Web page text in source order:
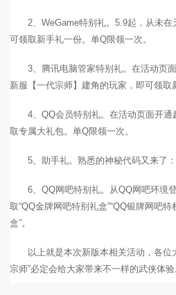
2、WeGame特别礼。5.9起，从未在
可领取新手礼一份。单Q限领一次。
3、腾讯电脑管家特别礼。在活动页面
新服【一代宗师】建角的玩家，即可领取
4、QQ会员特别礼。在活动页面开通
取专属大礼包。单Q限领一次。
5、助手礼。熟悉的神秘代码又来了
6、QQ网吧特别礼。从QQ网吧环境
取“QQ金牌网吧特别礼盒”“QQ银牌网吧
盒”。
以上就是本次新版本相关活动，各位
宗师”必定会给大家带来不一样的武侠体验